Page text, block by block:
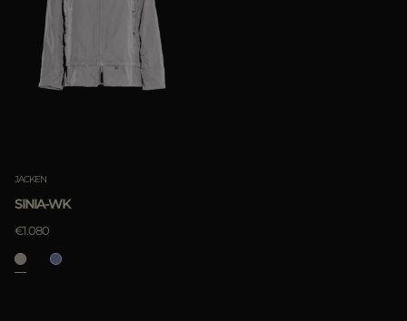
WEITERE LÄNDER
Most Popular
ANWENDEN
JACKEN
SINIA-WK
€1.080